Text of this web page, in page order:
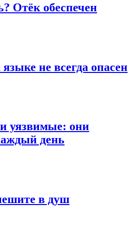
Отёк обеспечен
не всегда опасен
уязвимые: они
день
в душ